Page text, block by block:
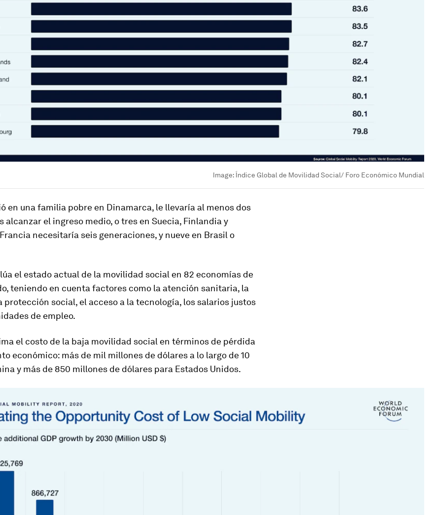
Image: Índice Global de Movilidad Social/ Foro Económico Mundial
en una familia pobre en Dinamarca, le llevaría al menos dos
alcanzar el ingreso medio, o tres en Suecia, Finlandia y
necesitaría seis generaciones, y nueve en Brasil o
el estado actual de la movilidad social en 82 economías de
teniendo en cuenta factores como la atención sanitaria, la
protección social, el acceso a la tecnología, los salarios justos
de empleo.
el costo de la baja movilidad social en términos de pérdida
económico: más de mil millones de dólares a lo largo de 10
y más de 850 millones de dólares para Estados Unidos.